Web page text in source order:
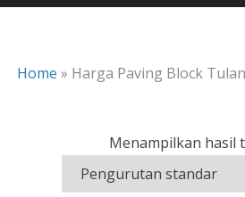
Home » Harga Paving Block
Menampilkan hasil